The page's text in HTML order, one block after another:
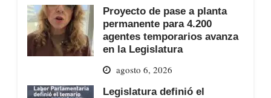
Proyecto de pase a planta
permanente para 4.200
agentes temporarios avanza
en la Legislatura
agosto 6, 2026
Legislatura definió el